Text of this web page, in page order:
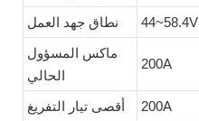
نطاق جهد العمل
44~58.4V
ماكس المسؤول
الحالي
200A
أقصى تيار التفريغ
200A